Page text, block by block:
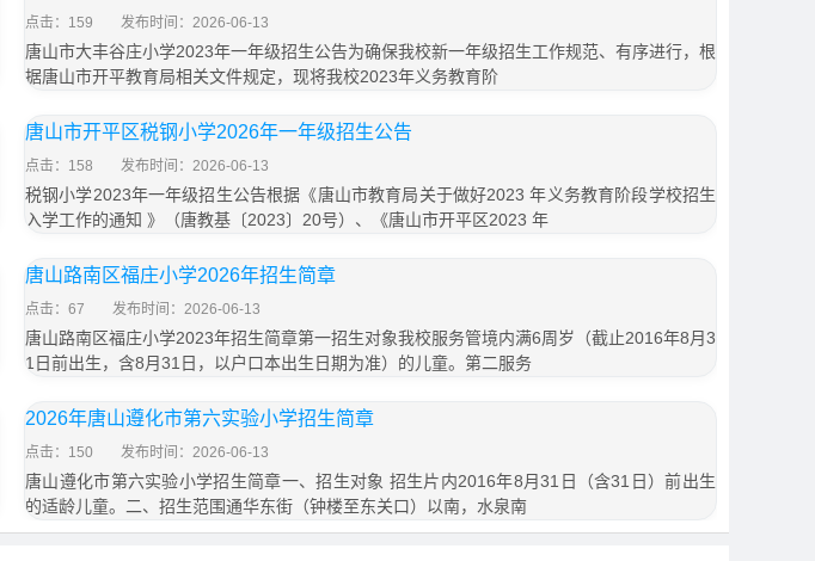
点击：159 发布时间：2026-06-13
唐山市大丰谷庄小学2023年一年级招生公告为确保我校新一年级招生工作规范、有序进行，根
据唐山市开平教育局相关文件规定，现将我校2023年义务教育阶
唐山市开平区税钢小学2026年一年级招生公告
点击：158 发布时间：2026-06-13
税钢小学2023年一年级招生公告根据《唐山市教育局关于做好2023 年义务教育阶段学校招生
入学工作的通知 》（唐教基〔2023〕20号）、《唐山市开平区2023 年
唐山路南区福庄小学2026年招生简章
点击：67 发布时间：2026-06-13
唐山路南区福庄小学2023年招生简章第一招生对象我校服务管境内满6周岁（截止2016年8月3
1日前出生，含8月31日，以户口本出生日期为准）的儿童。第二服务
2026年唐山遵化市第六实验小学招生简章
点击：150 发布时间：2026-06-13
唐山遵化市第六实验小学招生简章一、招生对象 招生片内2016年8月31日（含31日）前出生
的适龄儿童。二、招生范围通华东街（钟楼至东关口）以南，水泉南